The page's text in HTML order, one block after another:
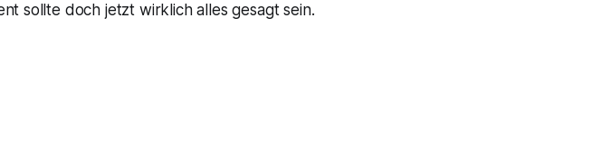
sollte doch jetzt wirklich alles gesagt sein.